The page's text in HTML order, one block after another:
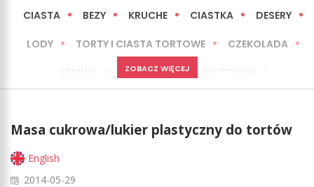
CIASTA BEZY KRUCHE CIASTKA DESERY
LODY TORTY I CIASTA TORTOWE CZEKOLADA
MINI WYPIEKI
LŻEJSZE / ZDROWSZE INNE
ZOBACZ WIĘCEJ
Masa cukrowa/lukier plastyczny do tortów
English
2014-05-29